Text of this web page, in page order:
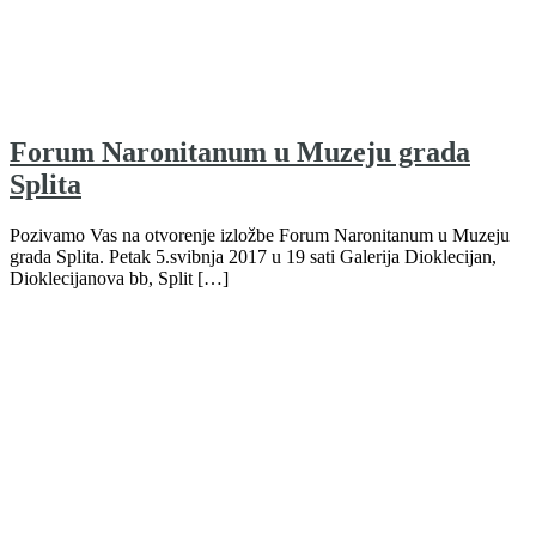
Forum Naronitanum u Muzeju grada
Splita
Pozivamo Vas na otvorenje izložbe Forum Naronitanum u Muzeju
grada Splita. Petak 5.svibnja 2017 u 19 sati Galerija Dioklecijan,
Dioklecijanova bb, Split […]